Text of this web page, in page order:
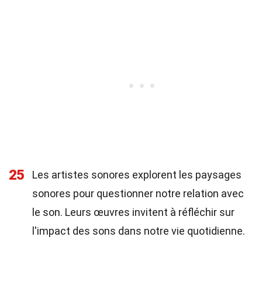
25
Les artistes sonores explorent les paysages
sonores pour questionner notre relation avec
le son. Leurs œuvres invitent à réfléchir sur
l'impact des sons dans notre vie quotidienne.